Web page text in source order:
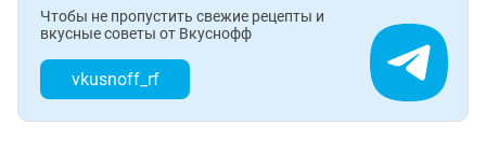
Чтобы не пропустить свежие рецепты и
вкусные советы от Вкуснофф
vkusnoff_rf